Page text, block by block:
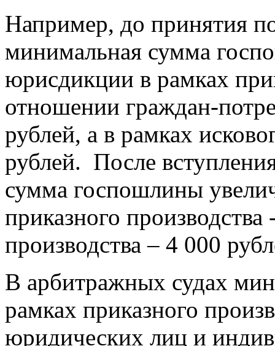
Например, до принятия
минимальная сумма
юрисдикции в рамках
отношении граждан-
рублей, а в рамках
рублей. После
сумма госпошлины
приказного
производства – 4 000
В арбитражных судах
рамках приказного
юридических лиц и